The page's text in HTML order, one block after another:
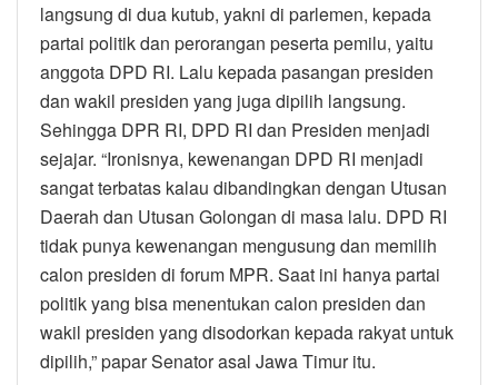
langsung di dua kutub, yakni di parlemen, kepada
partai politik dan perorangan peserta pemilu, yaitu
anggota DPD RI. Lalu kepada pasangan presiden
dan wakil presiden yang juga dipilih langsung.
Sehingga DPR RI, DPD RI dan Presiden menjadi
sejajar. “Ironisnya, kewenangan DPD RI menjadi
sangat terbatas kalau dibandingkan dengan Utusan
Daerah dan Utusan Golongan di masa lalu. DPD RI
tidak punya kewenangan mengusung dan memilih
calon presiden di forum MPR. Saat ini hanya partai
politik yang bisa menentukan calon presiden dan
wakil presiden yang disodorkan kepada rakyat untuk
dipilih,” papar Senator asal Jawa Timur itu.